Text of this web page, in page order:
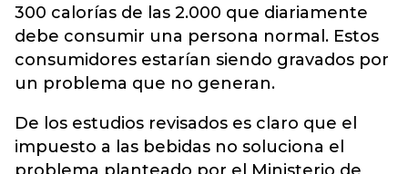
300 calorías de las 2.000 que diariamente
debe consumir una persona normal. Estos
consumidores estarían siendo gravados por
un problema que no generan.
De los estudios revisados es claro que el
impuesto a las bebidas no soluciona el